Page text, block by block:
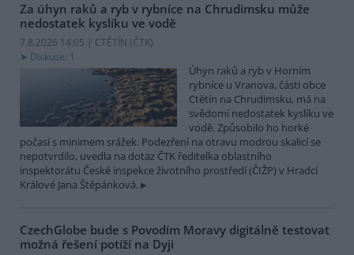
Za úhyn raků a ryb v rybníce na Chrudimsku může
nedostatek kyslíku ve vodě
7.8.2026 14:05 | CTĚTÍN (ČTK)
Diskuse: 1
Úhyn raků a ryb v Horním
rybníce u Vranova, části obce
Ctětín na Chrudimsku, má na
svědomí nedostatek kyslíku ve
vodě. Způsobilo ho horké
počasí s minimem srážek. Podezření na otravu modrou skalicí se
nepotvrdilo, uvedla na dotaz ČTK ředitelka oblastního
inspektorátu České inspekce životního prostředí (ČIŽP) v Hradci
Králové Jana Štěpánková.
CzechGlobe bude s Povodím Moravy digitálně testovat
možná řešení potíží na Dyji